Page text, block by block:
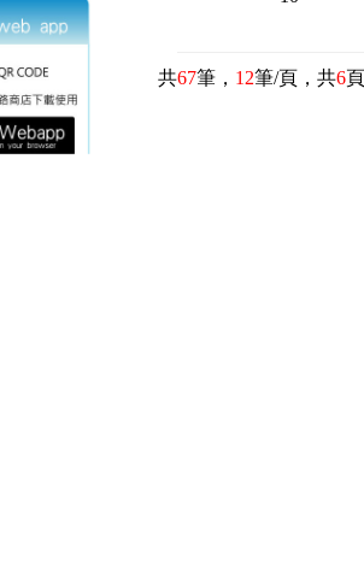
共67筆， 12筆/頁，共6頁